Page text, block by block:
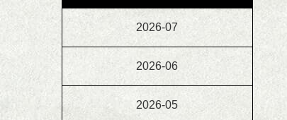
2026-07
2026-06
2026-05